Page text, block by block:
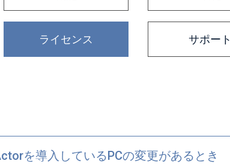
ライセンス サポート
を導入しているPCの変更があるとき